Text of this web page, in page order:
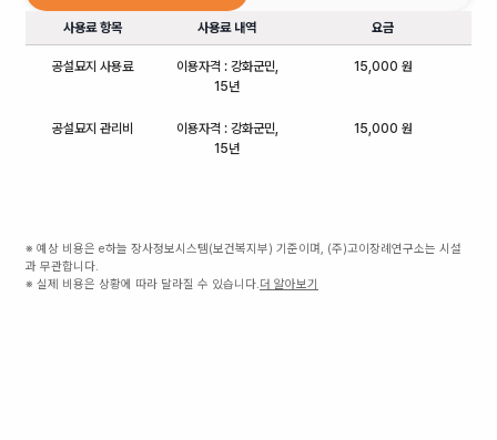
사용료 항목 사용료 내역 요금
공설묘지 사용료
이용자격 : 강화군민,
15년
15,000 원
공설묘지 관리비
이용자격 : 강화군민,
15년
15,000 원
※ 예상 비용은 e하늘 장사정보시스템(보건복지부) 기준이며, (주)고이장례연구소는 시설
과 무관합니다.
※ 실제 비용은 상황에 따라 달라질 수 있습니다.더 알아보기